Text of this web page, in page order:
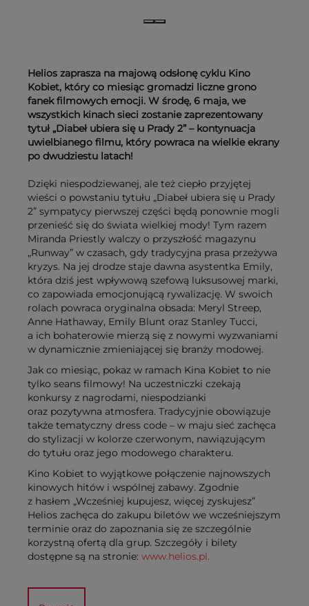
Helios zaprasza na majową odsłonę cyklu Kino
Kobiet, który co miesiąc gromadzi liczne grono
fanek filmowych emocji. W środę, 6 maja, we
wszystkich kinach sieci zostanie zaprezentowany
tytuł „Diabeł ubiera się u Prady 2” – kontynuacja
uwielbianego filmu, który powraca na wielkie ekrany
po dwudziestu latach!
Dzięki niespodziewanej, ale też ciepło przyjętej
wieści o powstaniu tytułu „Diabeł ubiera się u Prady
2” sympatycy pierwszej części będą ponownie mogli
przenieść się do świata wielkiej mody! Tym razem
Miranda Priestly walczy o przyszłość magazynu
„Runway” w czasach, gdy tradycyjna prasa przeżywa
kryzys. Na jej drodze staje dawna asystentka Emily,
która dziś jest wpływową szefową luksusowej marki,
co zapowiada emocjonującą rywalizację. W swoich
rolach powraca oryginalna obsada: Meryl Streep,
Anne Hathaway, Emily Blunt oraz Stanley Tucci,
a ich bohaterowie mierzą się z nowymi wyzwaniami
w dynamicznie zmieniającej się branży modowej.
Jak co miesiąc, pokaz w ramach Kina Kobiet to nie
tylko seans filmowy! Na uczestniczki czekają
konkursy z nagrodami, niespodzianki
oraz pozytywna atmosfera. Tradycyjnie obowiązuje
także tematyczny dress code – w maju sieć zachęca
do stylizacji w kolorze czerwonym, nawiązującym
do tytułu oraz jego modowego charakteru.
Kino Kobiet to wyjątkowe połączenie najnowszych
kinowych hitów i wspólnej zabawy. Zgodnie
z hasłem „Wcześniej kupujesz, więcej zyskujesz”
Helios zachęca do zakupu biletów we wcześniejszym
terminie oraz do zapoznania się ze szczególnie
korzystną ofertą dla grup. Szczegóły i bilety
dostępne są na stronie: www.helios.pl.